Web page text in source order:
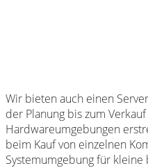
Wir bieten auch einen
der Planung bis zum
Hardwareumgebungen
beim Kauf von einzelnen
Systemumgebung für